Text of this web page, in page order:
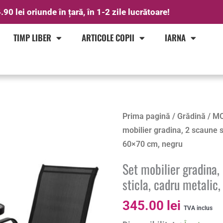
lei oriunde în țară, în 1-2 zile lucrătoare!
TIMP LIBER ARTICOLE COPII IARNA
Prima pagină /Grădină /
mobilier gradina, 2 scaune
60×70 cm, negru
Set mobilier
sticla, cadru
345.00 lei TVA inclus
Cantitate
Set
mobilier
2
scaune
si